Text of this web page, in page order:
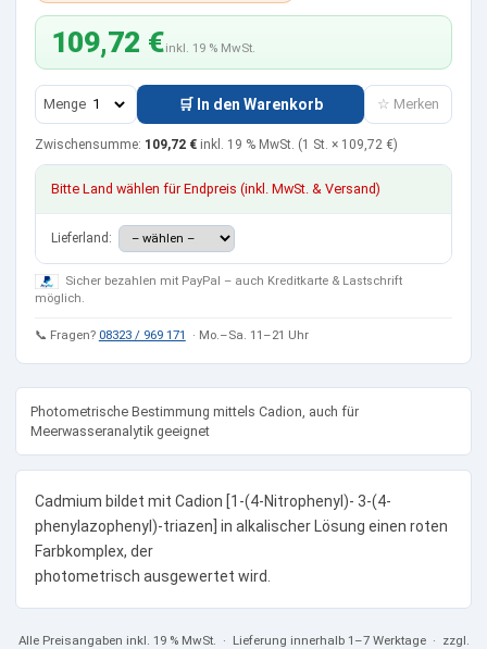
109,72 €inkl. 19 % MwSt.
Menge 🛒 In den Warenkorb ☆ Merken
Zwischensumme: 109,72 € inkl. 19 % MwSt. (1 St. × 109,72 €)
Bitte Land wählen für Endpreis (inkl. MwSt. & Versand)
Lieferland:
Sicher bezahlen mit PayPal – auch Kreditkarte & Lastschrift
möglich.
📞 Fragen? 08323 / 969 171 · Mo.–Sa. 11–21 Uhr
Photometrische Bestimmung mittels Cadion, auch für
Meerwasseranalytik geeignet
Cadmium bildet mit Cadion [1-(4-Nitrophenyl)- 3-(4-
phenylazophenyl)-triazen] in alkalischer Lösung einen roten
Farbkomplex, der
photometrisch ausgewertet wird.
Alle Preisangaben inkl. 19 % MwSt. · Lieferung innerhalb 1–7 Werktage · zzgl.